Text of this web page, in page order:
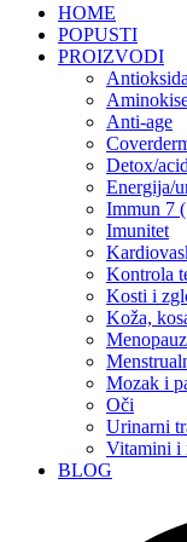
HOME
POPUSTI
PROIZVODI
Anti-age
Detox/
Energija/
Immun 7
Imunitet
Kontrola
Kosti i
Koža,
Mozak i
Oči
Urinarni
Vitamini i
BLOG